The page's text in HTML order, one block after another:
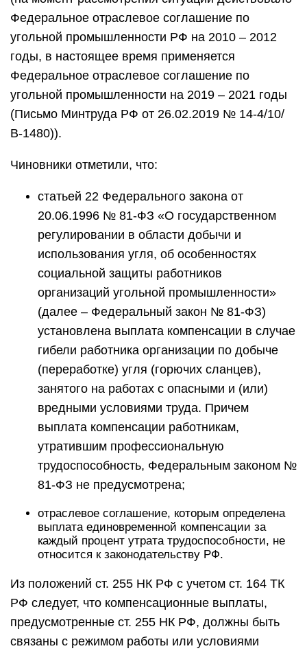
Федеральное отраслевое соглашение по
угольной промышленности РФ на 2010 – 2012
годы, в настоящее время применяется
Федеральное отраслевое соглашение по
угольной промышленности на 2019 – 2021 годы
(Письмо Минтруда РФ от 26.02.2019 № 14-4/10/
В-1480)).
Чиновники отметили, что:
статьей 22 Федерального закона от
20.06.1996 № 81-ФЗ «О государственном
регулировании в области добычи и
использования угля, об особенностях
социальной защиты работников
организаций угольной промышленности»
(далее – Федеральный закон № 81-ФЗ)
установлена выплата компенсации в случае
гибели работника организации по добыче
(переработке) угля (горючих сланцев),
занятого на работах с опасными и (или)
вредными условиями труда. Причем
выплата компенсации работникам,
утратившим профессиональную
трудоспособность, Федеральным законом №
81-ФЗ не предусмотрена;
отраслевое соглашение, которым определена
выплата единовременной компенсации за
каждый процент утрата трудоспособности, не
относится к законодательству РФ.
Из положений ст. 255 НК РФ с учетом ст. 164 ТК
РФ следует, что компенсационные выплаты,
предусмотренные ст. 255 НК РФ, должны быть
связаны с режимом работы или условиями